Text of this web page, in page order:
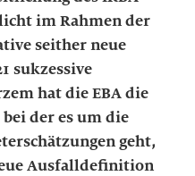
im Rahmen der
seither neue
sukzessive
hat die EBA die
der es um die
geht,
Ausfalldefinition